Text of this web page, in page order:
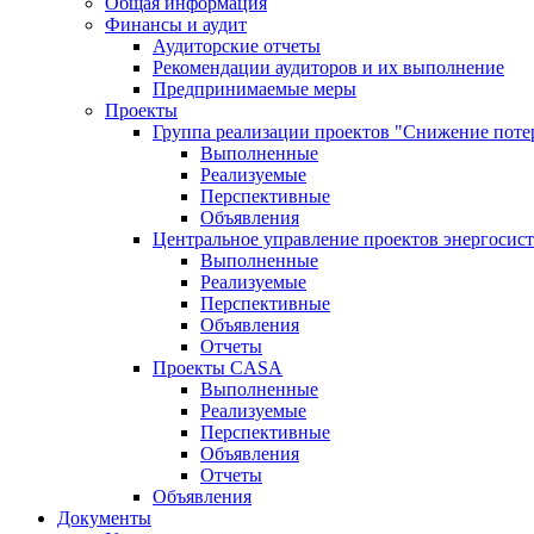
Финансы и аудит
Аудиторские отчеты
Рекомендации аудиторов и их выполнение
Предпринимаемые меры
Проекты
Группа реализации проектов "Снижение
Выполненные
Реализуемые
Перспективные
Объявления
Центральное управление проектов
Выполненные
Реализуемые
Перспективные
Объявления
Отчеты
Проекты CASA
Выполненные
Реализуемые
Перспективные
Объявления
Отчеты
Объявления
Документы